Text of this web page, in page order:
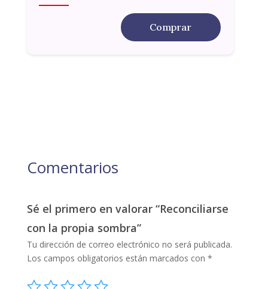
Comprar
Comentarios
Sé el primero en valorar “Reconciliarse
con la propia sombra”
Tu dirección de correo electrónico no será publicada.
Los campos obligatorios están marcados con *